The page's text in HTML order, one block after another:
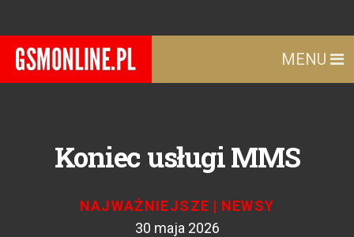
MENU
Koniec usługi MMS
NAJWAŻNIEJSZE | NEWSY
30 maja 2026